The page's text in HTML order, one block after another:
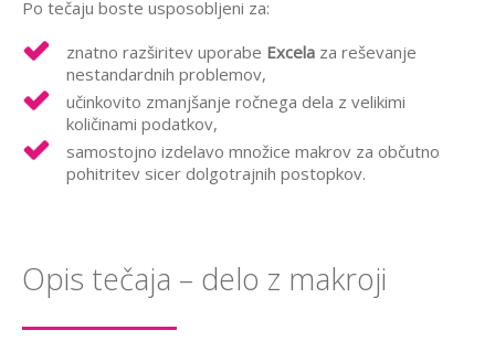
Po tečaju boste usposobljeni za:
znatno razširitev uporabe Excela za reševanje
nestandardnih problemov,
učinkovito zmanjšanje ročnega dela z velikimi
količinami podatkov,
samostojno izdelavo množice makrov za občutno
pohitritev sicer dolgotrajnih postopkov.
Opis tečaja – delo z makroji